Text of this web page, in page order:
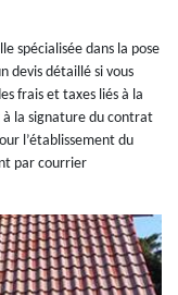
spécialisée dans la pose
devis détaillé si vous
frais et taxes liés à la
à la signature du contrat
l’établissement du
par courrier